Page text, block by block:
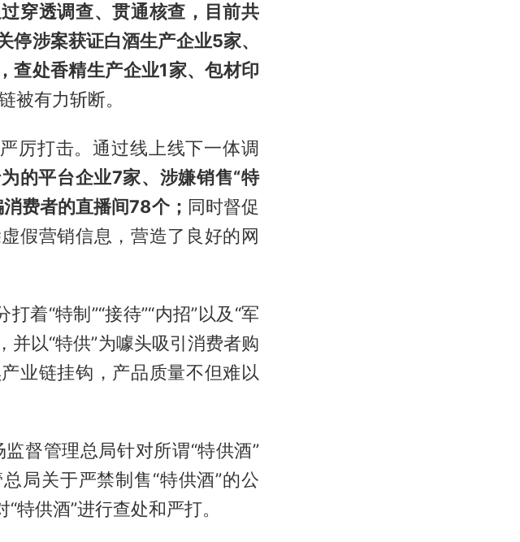
穿透调查、贯通核查，目前共
停涉案获证白酒生产企业5家、
查处香精生产企业1家、包材印
被有力斩断。
厉打击。通过线上线下一体调
的平台企业7家、涉嫌销售“特
费者的直播间78个； 同时督促
假营销信息，营造了良好的网
着“特制”“接待”“内招”以及“军
并以“特供”为噱头吸引消费者购
业链挂钩，产品质量不但难以
督管理总局针对所谓“特供酒”
局关于严禁制售“特供酒”的公
特供酒”进行查处和严打。